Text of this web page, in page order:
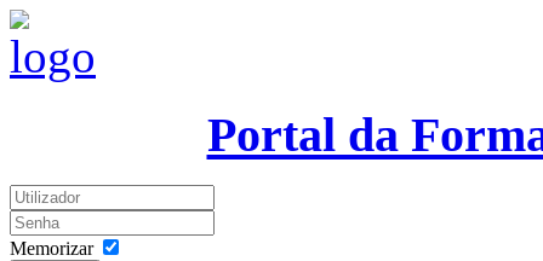
Portal da
Memorizar